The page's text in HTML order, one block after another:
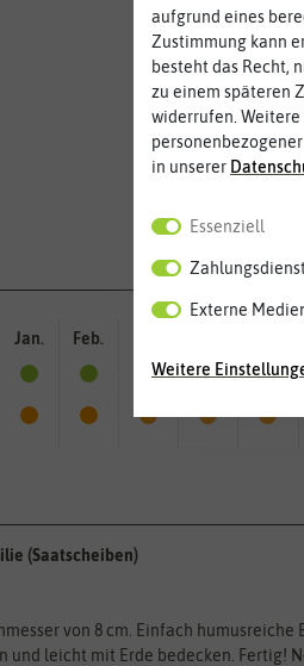
Jan. Feb.
(Saatscheiben)
von 8 cm. Einfach
und leicht mit Erde bedecken. Fertig!
aufgrund eines
Zustimmung kann
besteht das Recht,
zu einem späteren
widerrufen.
in unserer
Essenziell
Externe
Weitere